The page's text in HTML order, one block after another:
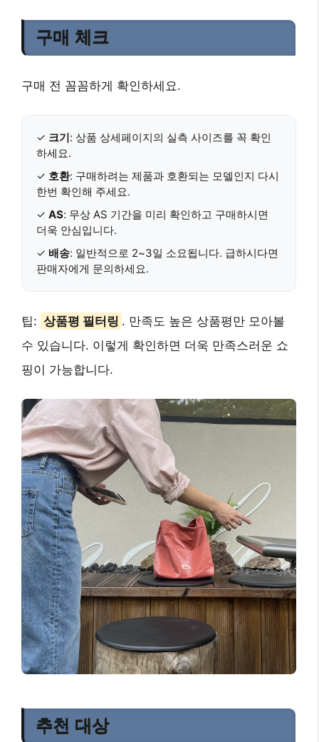
구매 체크
구매 전 꼼꼼하게 확인하세요.
✓ 크기: 상품 상세페이지의 실측 사이즈를 꼭 확인
하세요.
✓ 호환: 구매하려는 제품과 호환되는 모델인지 다시
한번 확인해 주세요.
✓ AS: 무상 AS 기간을 미리 확인하고 구매하시면
더욱 안심입니다.
✓ 배송: 일반적으로 2~3일 소요됩니다. 급하시다면
판매자에게 문의하세요.
팁: 상품평 필터링 . 만족도 높은 상품평만 모아볼
수 있습니다. 이렇게 확인하면 더욱 만족스러운 쇼
핑이 가능합니다.
추천 대상